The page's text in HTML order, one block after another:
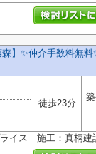
森】✨️仲介手数料無
徒歩23分
ライス 施工：真柄